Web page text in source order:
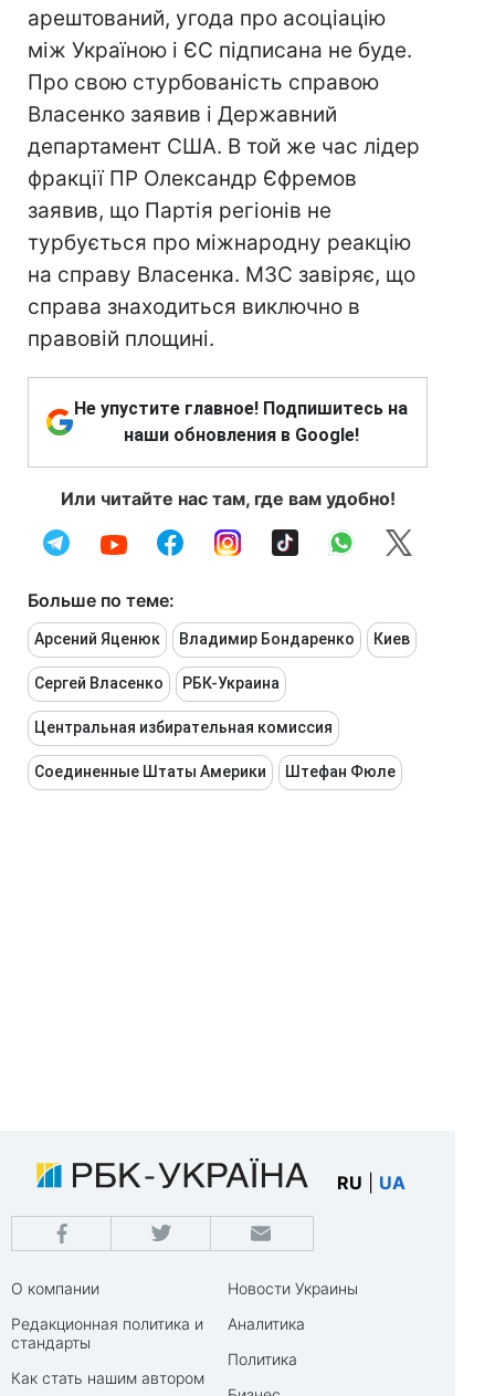
арештований, угода про асоціацію
між Україною і ЄС підписана не буде.
Про свою стурбованість справою
Власенко заявив і Державний
департамент США. В той же час лідер
фракції ПР Олександр Єфремов
заявив, що Партія регіонів не
турбується про міжнародну реакцію
на справу Власенка. МЗС завіряє, що
справа знаходиться виключно в
правовій площині.
Не упустите главное! Подпишитесь на
наши обновления в Google!
Или читайте нас там, где вам удобно!
Больше по теме:
Арсений Яценюк Владимир Бондаренко Киев
Сергей Власенко РБК-Украина
Центральная избирательная комиссия
Соединенные Штаты Америки Штефан Фюле
RU UA
О компании
Редакционная политика и
стандарты
Как стать нашим автором
Новости Украины
Аналитика
Политика